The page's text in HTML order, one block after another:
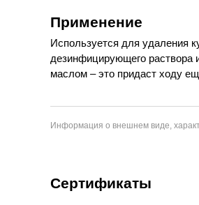
Применение
Используется для удаления
дезинфицирующего раствора
маслом – это придаст ходу
Информация о внешнем виде,
Сертификаты